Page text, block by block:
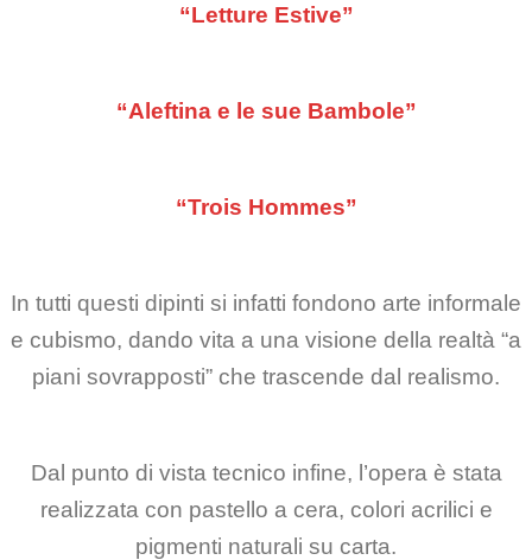
“Letture Estive”
“Aleftina e le sue Bambole”
“Trois Hommes”
In tutti questi dipinti si infatti fondono arte informale
e cubismo, dando vita a una visione della realtà “a
piani sovrapposti” che trascende dal realismo.
Dal punto di vista tecnico infine, l’opera è stata
realizzata con pastello a cera, colori acrilici e
pigmenti naturali su carta.